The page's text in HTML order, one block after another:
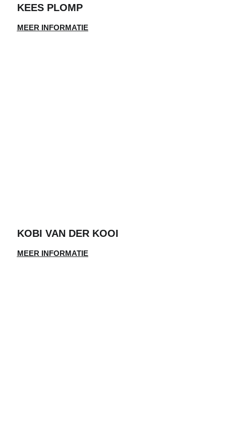
KEES PLOMP
MEER INFORMATIE
KOBI VAN DER KOOI
MEER INFORMATIE